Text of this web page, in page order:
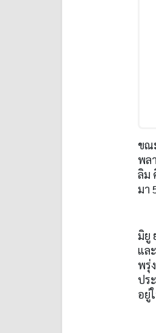
ขณ
พล
ลิม
มา
มิยู
แล
พรุ่
ปร
อยู่